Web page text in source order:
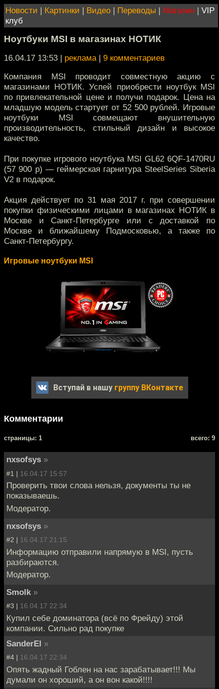
Новости | Картинки | Видео | Переводы | Магазин | VIP
клуб
Ноутбуки MSI в магазинах НОТИК
16.04.17 13:53 | реклама| 9 комментариев
Компания MSI проводит совместную акцию с
магазинами НОТИК. Успей приобрести ноутбук MSI
по привлекательной цене и получи подарок. Цена на
младшую модель стартует от 52 500 рублей. Игровые
ноутбуки MSI совмещают внушительную
производительность, стильный дизайн и высокое
качество.
При покупке игрового ноутбука MSI GL62 6QF-1470RU
(57 900 р) — геймерская гарнитура SteelSeries Siberia
V2 в подарок.
Акция действует по 31 мая 2017 г. при совершении
покупки физическими лицами в магазинах НОТИК в
Москве и Санкт-Петербурге или с доставкой по
Москве и ближайшему Подмосковью, а также по
Санкт-Петербургу.
Игровые ноутбуки MSI
Вступай в нашу группу ВКонтакте
Комментарии
cтраницы: 1 всего: 9
nxsofsys »
#1 | 16.04.17 15:57
Проверить твои слова нельзя, документы ты не
показываешь.
Модератор.
nxsofsys »
#2 | 16.04.17 21:15
Информацию отправили напрямую в MSI, пусть
разбираются.
Модератор.
Smolk »
#3 | 16.04.17 22:34
Купил себе доминатора (всё по Фрейду) этой
компании. Сильно рад покупке
SanderEl »
#4 | 16.04.17 22:34
Опять жадный Гоблен на нас зарабатывает!!! Мы
думали он хороший, а он вон какой!!!!